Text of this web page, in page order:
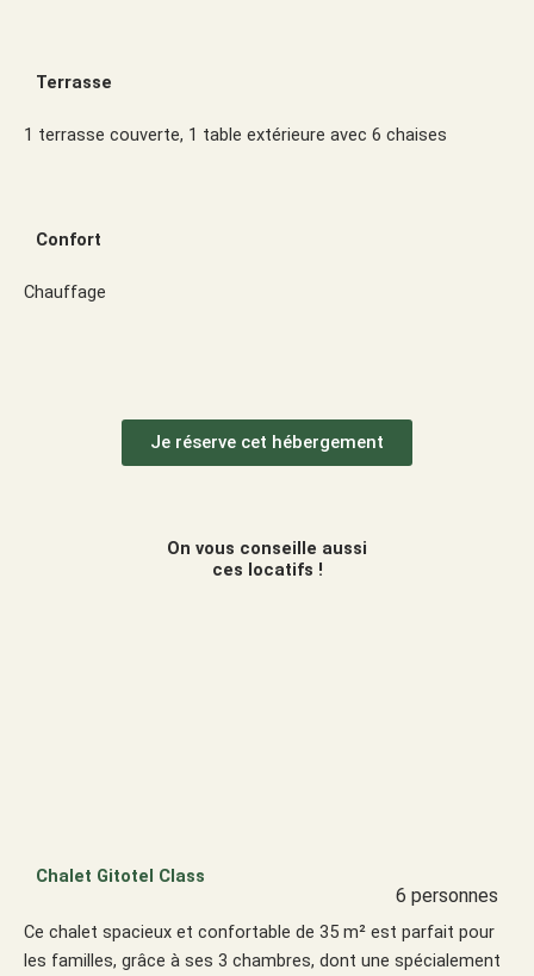
Terrasse
1 terrasse couverte, 1 table extérieure avec 6 chaises
Confort
Chauffage
Je réserve cet hébergement
On vous conseille aussi
ces locatifs !
Chalet Gitotel Class
6 personnes
Ce chalet spacieux et confortable de 35 m² est parfait pour
les familles, grâce à ses 3 chambres, dont une spécialement